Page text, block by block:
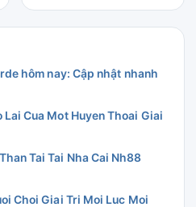
hôm nay: Cập nhật nhanh
Lai Cua Mot Huyen Thoai Giai
Tai Tai Nha Cai Nh88
Choi Giai Tri Moi Luc Moi